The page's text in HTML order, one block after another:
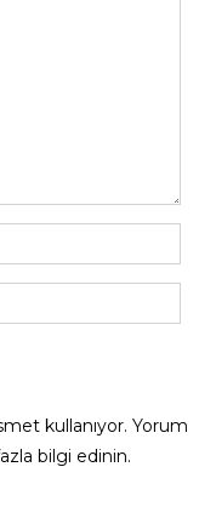
kullanıyor. Yorum
bilgi edinin.